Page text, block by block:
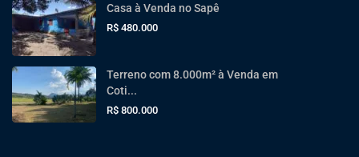
Casa à Venda no Sapê
R$ 480.000
Terreno com 8.000m² à Venda em
Coti...
R$ 800.000